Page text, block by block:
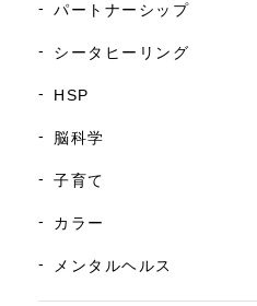
パートナーシップ
シータヒーリング
HSP
脳科学
子育て
カラー
メンタルヘルス